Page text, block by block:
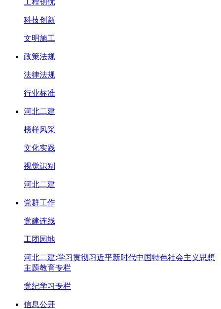
科技创新
文明施工
政策法规
法律法规
行业标准
河北二建
榜样风采
文化实践
视觉识别
河北二建
党群工作
党建连线
工团园地
河北二建:学习贯彻习近平新时代中国特色社会主义思想
主题教育专栏
党纪学习专栏
信息公开